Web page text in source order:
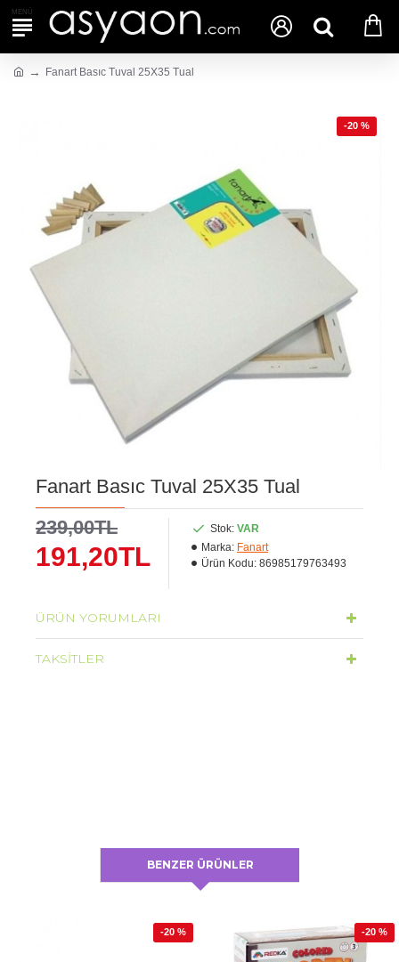
Fanart Basıc Tuval 25X35 Tual
-20 %
Fanart Basıc Tuval 25X35 Tual
191,20TL
239,00TL Stok: VAR
Marka: Fanart
Ürün Kodu: 86985179763493
ÜRÜN YORUMLARI
TAKSITLER
BENZER ÜRÜNLER
-20 % -20 %